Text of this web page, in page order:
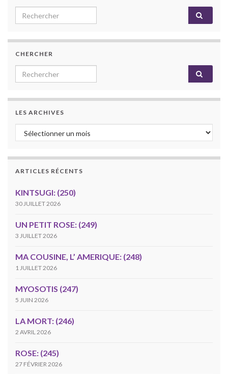
Search for:
CHERCHER
Search for:
LES ARCHIVES
Les archives
ARTICLES RÉCENTS
KINTSUGI: (250)
30 JUILLET 2026
UN PETIT ROSE: (249)
3 JUILLET 2026
MA COUSINE, L’ AMERIQUE: (248)
1 JUILLET 2026
MYOSOTIS (247)
5 JUIN 2026
LA MORT: (246)
2 AVRIL 2026
ROSE: (245)
27 FÉVRIER 2026